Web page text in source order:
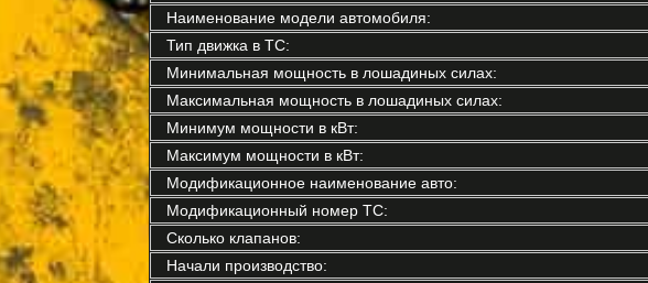
Наименование модели автомобиля:
Тип движка в ТС:
Минимальная мощность в лошадиных силах:
Максимальная мощность в лошадиных силах:
Минимум мощности в кВт:
Максимум мощности в кВт:
Модификационное наименование авто:
Модификационный номер ТС:
Сколько клапанов:
Начали производство: